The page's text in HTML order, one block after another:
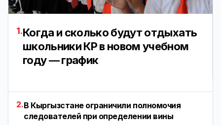
1.Когда и сколько будут отдыхать
школьники КР в новом учебном
году — график
2.В Кыргызстане ограничили полномочия
следователей при определении вины